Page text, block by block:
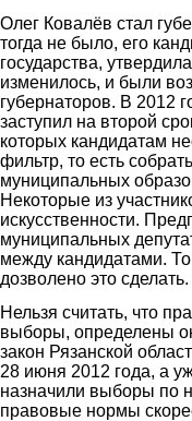
Олег Ковалёв стал
тогда не было, его
государства,
изменилось, и были
губернаторов. В 2012
заступил на второй
которых кандидатам
фильтр, то есть
муниципальных
Некоторые из
искусственности.
муниципальных
между кандидатами.
дозволено это сделать.
Нельзя считать, что
выборы, определены
закон Рязанской
28 июня 2012 года, а
назначили выборы по
правовые нормы